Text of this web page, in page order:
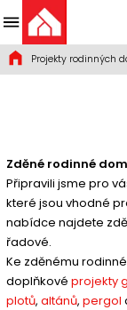
Projekty rodinných
Zděné rodinné
Připravili jsme pro
které jsou vhodné
nabídce najdete
řadové.
Ke zděnému
doplňkové projekty
plotů, altánů, pergol